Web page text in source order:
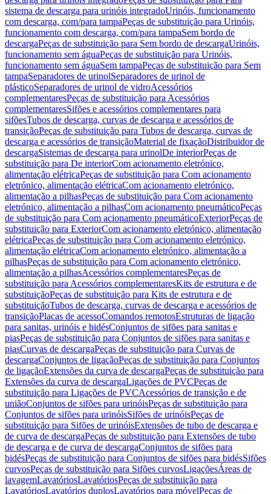
sistema de descarga para urinóis integradoUrinóis, funcionamento
com descarga, com/para tampaPeças de substituição para Urinóis,
funcionamento com descarga, com/para tampaSem bordo de
descargaPeças de substituição para Sem bordo de descargaUrinóis,
funcionamento sem águaPeças de substituição para Urinóis,
funcionamento sem águaSem tampaPeças de substituição para Sem
tampaSeparadores de urinolSeparadores de urinol de
plásticoSeparadores de urinol de vidroAcessórios
complementaresPeças de substituição para Acessórios
complementaresSifões e acessórios complementares para
sifõesTubos de descarga, curvas de descarga e acessórios de
transiçãoPeças de substituição para Tubos de descarga, curvas de
descarga e acessórios de transiçãoMaterial de fixaçãoDistribuidor de
descargaSistemas de descarga para urinolDe interiorPeças de
substituição para De interiorCom acionamento eletrónico,
alimentação elétricaPeças de substituição para Com acionamento
eletrónico, alimentação elétricaCom acionamento eletrónico,
alimentação a pilhasPeças de substituição para Com acionamento
eletrónico, alimentação a pilhasCom acionamento pneumáticoPeças
de substituição para Com acionamento pneumáticoExteriorPeças de
substituição para ExteriorCom acionamento eletrónico, alimentação
elétricaPeças de substituição para Com acionamento eletrónico,
alimentação elétricaCom acionamento eletrónico, alimentação a
pilhasPeças de substituição para Com acionamento eletrónico,
alimentação a pilhasAcessórios complementaresPeças de
substituição para Acessórios complementaresKits de estrutura e de
substituiçãoPeças de substituição para Kits de estrutura e de
substituiçãoTubos de descarga, curvas de descarga e acessórios de
transiçãoPlacas de acessoComandos remotosEstruturas de ligação
para sanitas, urinóis e bidésConjuntos de sifões para sanitas e
piasPeças de substituição para Conjuntos de sifões para sanitas e
piasCurvas de descargaPeças de substituição para Curvas de
descargaConjuntos de ligaçãoPeças de substituição para Conjuntos
de ligaçãoExtensões da curva de descargaPeças de substituição para
Extensões da curva de descargaLigações de PVCPeças de
substituição para Ligações de PVCAcessórios de transição e de
uniãoConjuntos de sifões para urinóisPeças de substituição para
Conjuntos de sifões para urinóisSifões de urinóisPeças de
substituição para Sifões de urinóisExtensões de tubo de descarga e
de curva de descargaPeças de substituição para Extensões de tubo
de descarga e de curva de descargaConjuntos de sifões para
bidésPeças de substituição para Conjuntos de sifões para bidésSifões
curvosPeças de substituição para Sifões curvosLigaçõesÁreas de
lavagemLavatóriosLavatóriosPeças de substituição para
LavatóriosLavatórios duplosLavatórios para móvelPeças de